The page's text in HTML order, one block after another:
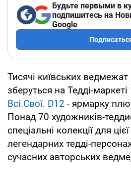
Будьте первыми в
подпишитесь на
Google
Тисячі київських
зберуться на Тедді-
Всі.Свої. D12 - ярмарку
Понад 70 художників-
спеціальні колекції для
легендарних тедді-
сучасних авторських